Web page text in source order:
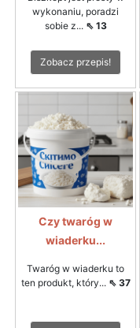
wykonaniu, poradzi
sobie z... ⇖ 13
Zobacz przepis!
Czy twaróg w
wiaderku...
Twaróg w wiaderku to
ten produkt, który... ⇖ 37